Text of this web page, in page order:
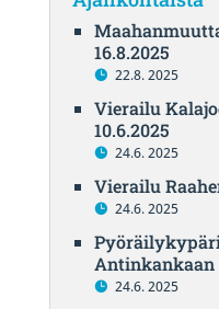
16.8.2025
22.8. 2025
Vierailu
10.6.2025
24.6. 2025
Vierailu
24.6. 2025
Antinkankaan
24.6. 2025